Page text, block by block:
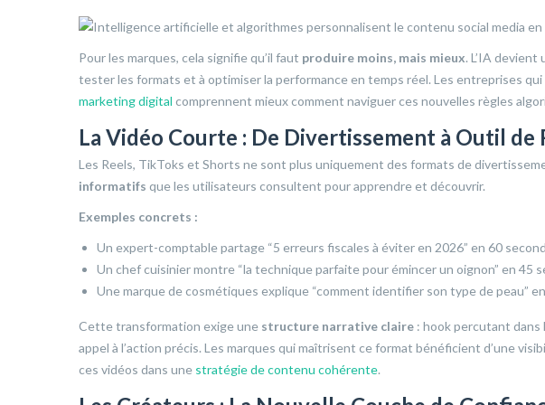
Pour les marques, cela signifie qu’il faut produire moins, mais mieux. L’IA
tester les formats et à optimiser la performance en temps réel. Les entreprises
marketing digital comprennent mieux comment naviguer ces nouvelles règles
La Vidéo Courte : De Divertissement à Outil de
Les Reels, TikToks et Shorts ne sont plus uniquement des formats de
informatifs que les utilisateurs consultent pour apprendre et découvrir.
Exemples concrets :
Un expert-comptable partage “5 erreurs fiscales à éviter en 2026” en 60
Un chef cuisinier montre “la technique parfaite pour émincer un oignon” en 45
Une marque de cosmétiques explique “comment identifier son type de peau”
Cette transformation exige une structure narrative claire : hook percutant dans
appel à l’action précis. Les marques qui maîtrisent ce format bénéficient d’une
ces vidéos dans une stratégie de contenu cohérente.